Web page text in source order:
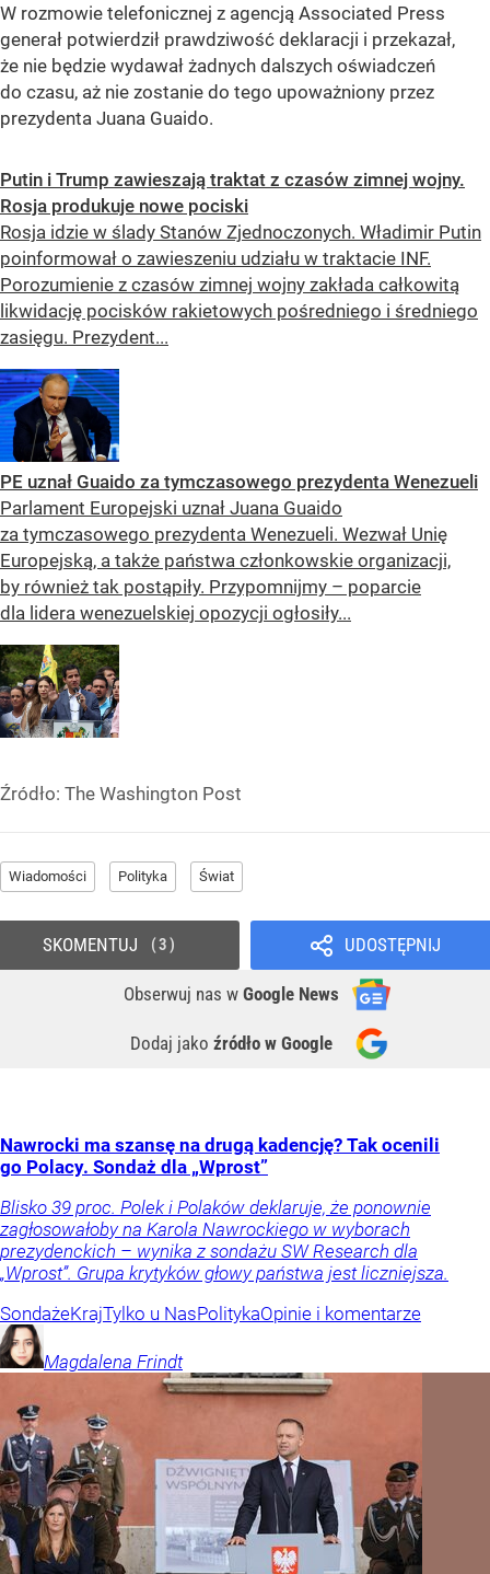
W rozmowie telefonicznej z agencją Associated Press
generał potwierdził prawdziwość deklaracji i przekazał,
że nie będzie wydawał żadnych dalszych oświadczeń
do czasu, aż nie zostanie do tego upoważniony przez
prezydenta Juana Guaido.
Putin i Trump zawieszają traktat z czasów zimnej wojny.
Rosja produkuje nowe pociski
Rosja idzie w ślady Stanów Zjednoczonych. Władimir Putin
poinformował o zawieszeniu udziału w traktacie INF.
Porozumienie z czasów zimnej wojny zakłada całkowitą
likwidację pocisków rakietowych pośredniego i średniego
zasięgu. Prezydent...
PE uznał Guaido za tymczasowego prezydenta Wenezueli
Parlament Europejski uznał Juana Guaido
za tymczasowego prezydenta Wenezueli. Wezwał Unię
Europejską, a także państwa członkowskie organizacji,
by również tak postąpiły. Przypomnijmy – poparcie
dla lidera wenezuelskiej opozycji ogłosiły...
Źródło: The Washington Post
Wiadomości Polityka Świat
UDOSTĘPNIJ
Obserwuj nas w Google News
Dodaj jako źródło w Google
SKOMENTUJ 3
Nawrocki ma szansę na drugą kadencję? Tak ocenili
go Polacy. Sondaż dla „Wprost”
Blisko 39 proc. Polek i Polaków deklaruje, że ponownie
zagłosowałoby na Karola Nawrockiego w wyborach
prezydenckich – wynika z sondażu SW Research dla
„Wprost”. Grupa krytyków głowy państwa jest liczniejsza.
SondażeKrajTylko u NasPolitykaOpinie i komentarze
Magdalena Frindt